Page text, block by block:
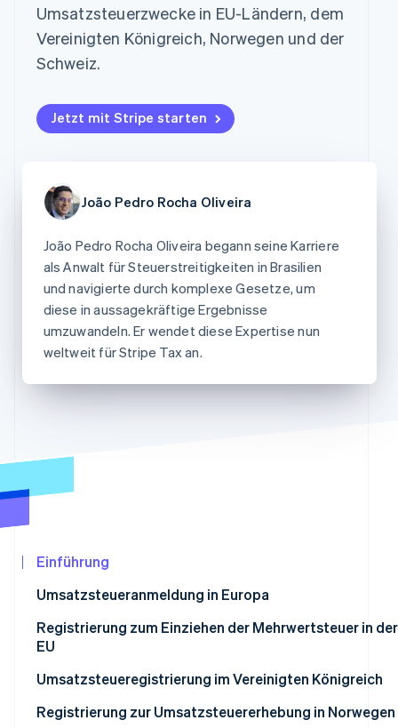
Zugriff auf mehr als
125
Zahlungen vor Ort
Boost
Optimierung der
Autorisierungsraten
Bezahlvorgang
Financial
Connections
Finanzdaten
Datensynchronisierung
Mehr
Ausblick
Radar
CO₂-Entnahme
Stripe-Sessions 2026
Jetzt ansehen
Geldmanagement
SaaS
Nach Branche
Bewirtung, Reisen und
Medien und
Unterhaltung
Gemeinnützige
Organisationen
Fachdienstleistungen
Öffentlicher Sektor
Einzelhandel
Marktplatz auf
Abonnementverwaltung
Abrechnung um
Stablecoin-gestützte
Diensten mit Agenten
Ressourcen
App-Integrationen
Code-Beispiele
Entwickler-Blog
API-Status
Stripe Sessions
kontaktieren
Umsatzsteuerzwecke in EU-Ländern, dem
Vereinigten Königreich, Norwegen und der
Schweiz.
Jetzt mit Stripe starten
João Pedro Rocha Oliveira
João Pedro Rocha Oliveira begann seine Karriere
als Anwalt für Steuerstreitigkeiten in Brasilien
und navigierte durch komplexe Gesetze, um
diese in aussagekräftige Ergebnisse
umzuwandeln. Er wendet diese Expertise nun
weltweit für Stripe Tax an.
Einführung
Umsatzsteueranmeldung in Europa
Registrierung zum Einziehen der Mehrwertsteuer in der
EU
Zeitpunkt der Registrierung
Registrierung für eine
Umsatzsteueregistrierung im Vereinigten Königreich
Zeitpunkt der Registrierung
Registrierung zur Umsatzsteuererhebung in Norwegen